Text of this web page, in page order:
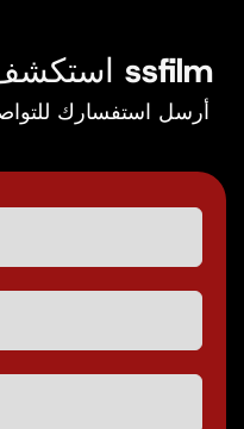
استكشف فرص الأعمال مع ssfilm
أرسل استفسارك